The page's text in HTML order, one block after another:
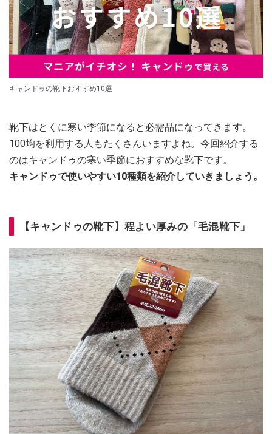
キャンドゥの靴下おすすめ10選
靴下はとくに寒い季節になると必需品になってきます。
100均を利用する人もたくさんいますよね。今回紹介する
のはキャンドゥの寒い季節におすすめな靴下です。
キャンドゥで使いやすい10種類を紹介していきましょう。
【キャンドゥの靴下】程よい厚みの「毛混靴下」